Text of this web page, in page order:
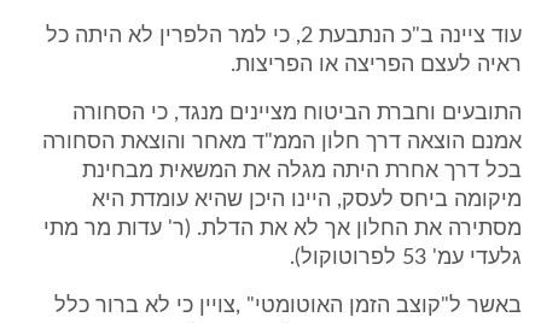
עוד ציינה ב"כ הנתבעת 2, כי למר הלפרין לא היתה כל
ראיה לעצם הפריצה או הפריצות.
התובעים וחברת הביטוח מציינים מנגד, כי הסחורה
אמנם הוצאה דרך חלון הממ"ד מאחר והוצאת הסחורה
בכל דרך אחרת היתה מגלה את המשאית מבחינת
מיקומה ביחס לעסק, היינו היכן שהיא עומדת היא
מסתירה את החלון אך לא את הדלת. (ר' עדות מר מתי
גלעדי עמ' 53 לפרוטוקול).
באשר ל"קוצב הזמן האוטומטי" ,צויין כי לא ברור כלל